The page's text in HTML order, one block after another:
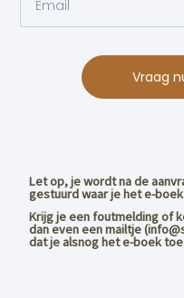
Vraag
Let op, je wordt na de
gestuurd waar je het e-
Krijg je een foutmelding of
dan even een mailtje
dat je alsnog het e-boek